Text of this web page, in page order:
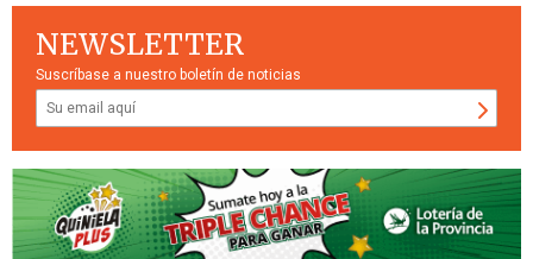
NEWSLETTER
Suscríbase a nuestro boletín de noticias